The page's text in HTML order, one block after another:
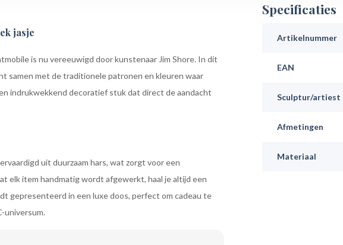
jasje
is nu vereeuwigd door kunstenaar Jim Shore. In dit
samen met de traditionele patronen en kleuren waar
indrukwekkend decoratief stuk dat direct de aandacht
uit duurzaam hars, wat zorgt voor een
elk item handmatig wordt afgewerkt, haal je altijd een
gepresenteerd in een luxe doos, perfect om cadeau te
universum.
Specificaties
Artikelnummer
EAN
Sculptur/artiest
Afmetingen
Materiaal